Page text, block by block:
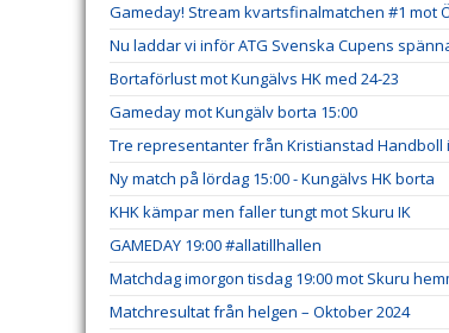
Gameday! Stream kvartsfinalmatchen #1 mot
Nu laddar vi inför ATG Svenska Cupens
Bortaförlust mot Kungälvs HK med 24-23
Gameday mot Kungälv borta 15:00
Tre representanter från Kristianstad Handboll
Ny match på lördag 15:00 - Kungälvs HK borta
KHK kämpar men faller tungt mot Skuru IK
GAMEDAY 19:00 #allatillhallen
Matchdag imorgon tisdag 19:00 mot Skuru
Matchresultat från helgen – Oktober 2024